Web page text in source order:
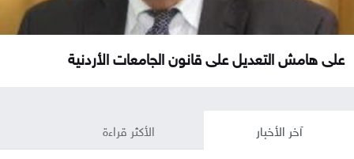
على هامش التعديل على قانون الجامعات الأردنية
آخر الأخبار الأكثر قراءة